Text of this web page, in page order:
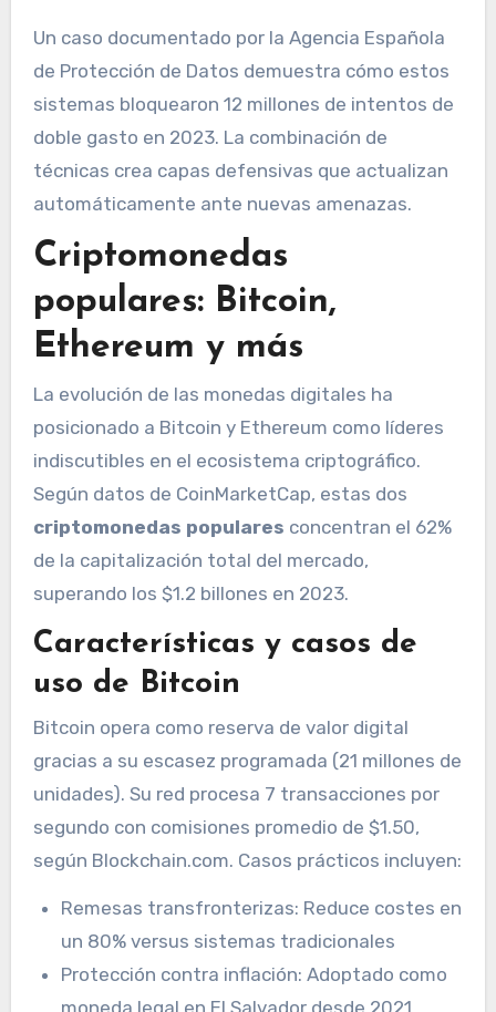
Un caso documentado por la Agencia Española
de Protección de Datos demuestra cómo estos
sistemas bloquearon 12 millones de intentos de
doble gasto en 2023. La combinación de
técnicas crea capas defensivas que actualizan
automáticamente ante nuevas amenazas.
Criptomonedas
populares: Bitcoin,
Ethereum y más
La evolución de las monedas digitales ha
posicionado a Bitcoin y Ethereum como líderes
indiscutibles en el ecosistema criptográfico.
Según datos de CoinMarketCap, estas dos
criptomonedas populares concentran el 62%
de la capitalización total del mercado,
superando los $1.2 billones en 2023.
Características y casos de
uso de Bitcoin
Bitcoin opera como reserva de valor digital
gracias a su escasez programada (21 millones de
unidades). Su red procesa 7 transacciones por
segundo con comisiones promedio de $1.50,
según Blockchain.com. Casos prácticos incluyen:
Remesas transfronterizas: Reduce costes en
un 80% versus sistemas tradicionales
Protección contra inflación: Adoptado como
moneda legal en El Salvador desde 2021